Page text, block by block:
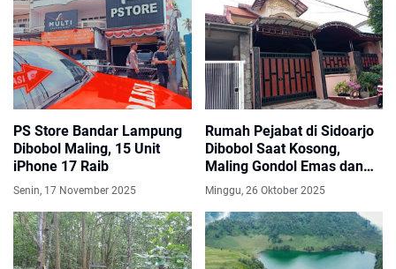
PS Store Bandar Lampung
Dibobol Maling, 15 Unit
iPhone 17 Raib
Senin, 17 November 2025
Rumah Pejabat di Sidoarjo
Dibobol Saat Kosong,
Maling Gondol Emas dan
Berlian Bernilai Fantastis
Minggu, 26 Oktober 2025